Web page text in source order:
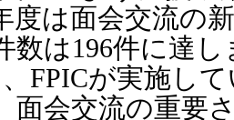
度は面会交流の
数は196件に達
FPICが実施し
面会交流の重要